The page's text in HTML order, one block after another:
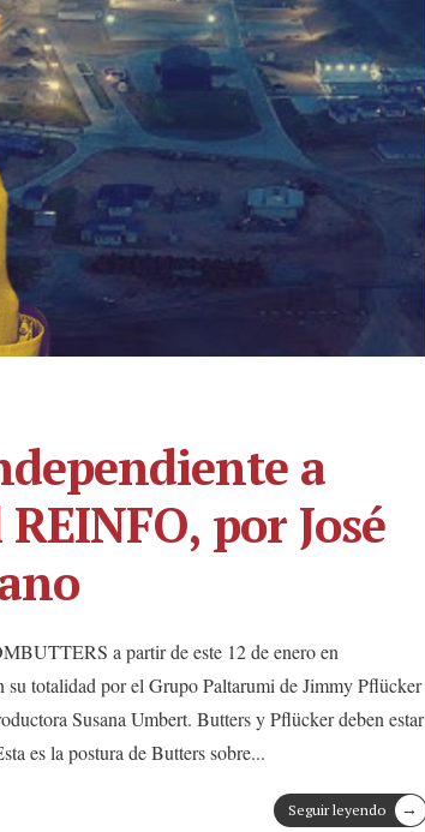
a
por José
a partir de este 12 de enero en
su totalidad por el Grupo Paltarumi de Jimmy Pflücker
Susana Umbert. Butters y Pflücker deben estar
es la postura de Butters sobre...
Seguir leyendo →